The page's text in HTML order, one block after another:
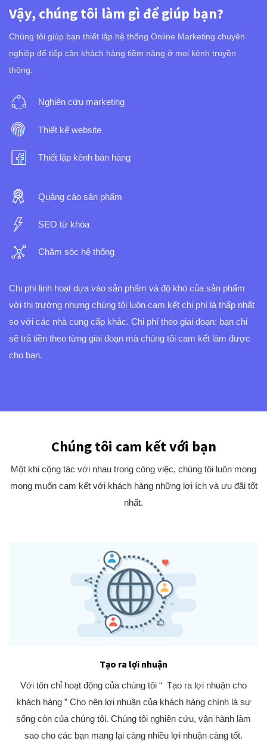
Vậy, chúng tôi làm gì để giúp bạn?
Chúng tôi giúp bạn thiết lập hệ thống Online Marketing chuyên
nghiệp để tiếp cận khách hàng tiềm năng ở mọi kênh truyền
thông.
Nghiên cứu marketing
Thiết kế website
Thiết lập kênh bán hàng
Quảng cáo sản phẩm
SEO từ khóa
Chăm sóc hệ thống
Chi phí linh hoạt dựa vào sản phẩm và độ khó của sản phẩm
với thị trường nhưng chúng tôi luôn cam kết chi phí là thấp nhất
so với các nhà cung cấp khác. Chi phí theo giai đoạn: bạn chỉ
sẽ trả tiền theo từng giai đoạn mà chúng tôi cam kết làm được
cho bạn.
Chúng tôi cam kết với bạn
Một khi cộng tác với nhau trong công việc, chúng tôi luôn mong
mong muốn cam kết với khách hàng những lợi ích và ưu đãi tốt
nhất.
Tạo ra lợi nhuận
Với tôn chỉ hoạt động của chúng tôi “ Tạo ra lợi nhuận cho
khách hàng ” Cho nên lợi nhuận của khách hàng chính là sự
sống còn của chúng tôi. Chúng tôi nghiên cứu, vận hành làm
sao cho các bạn mang lại càng nhiều lợi nhuận càng tốt.